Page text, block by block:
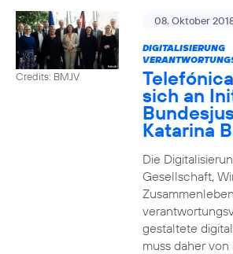
Credits: BMJV
08. Oktober
DIGITALISIERUNG
sich an
Katarina
Die
Gesellschaft,
gestaltete
muss daher